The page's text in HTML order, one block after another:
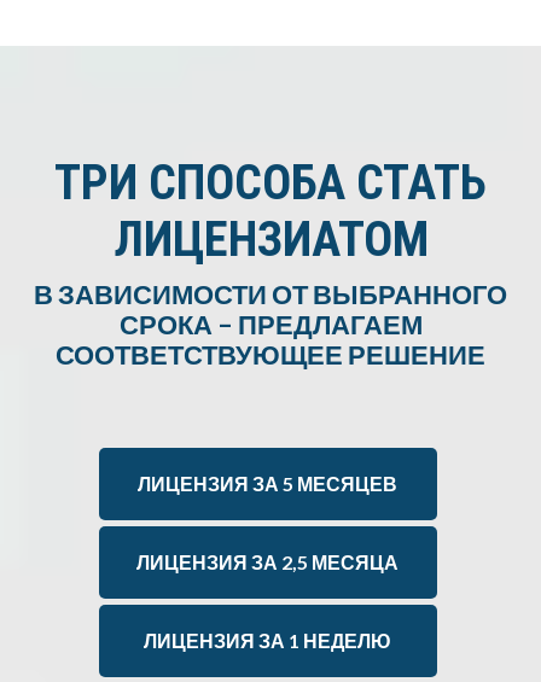
ТРИ СПОСОБА СТАТЬ
ЛИЦЕНЗИАТОМ
В ЗАВИСИМОСТИ ОТ ВЫБРАННОГО
СРОКА – ПРЕДЛАГАЕМ
СООТВЕТСТВУЮЩЕЕ РЕШЕНИЕ
ЛИЦЕНЗИЯ ЗА 5 МЕСЯЦЕВ
ЛИЦЕНЗИЯ ЗА 2,5 МЕСЯЦА
ЛИЦЕНЗИЯ ЗА 1 НЕДЕЛЮ